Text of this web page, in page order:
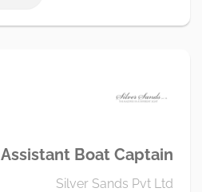
Assistant Boat Captain
Silver Sands Pvt Ltd